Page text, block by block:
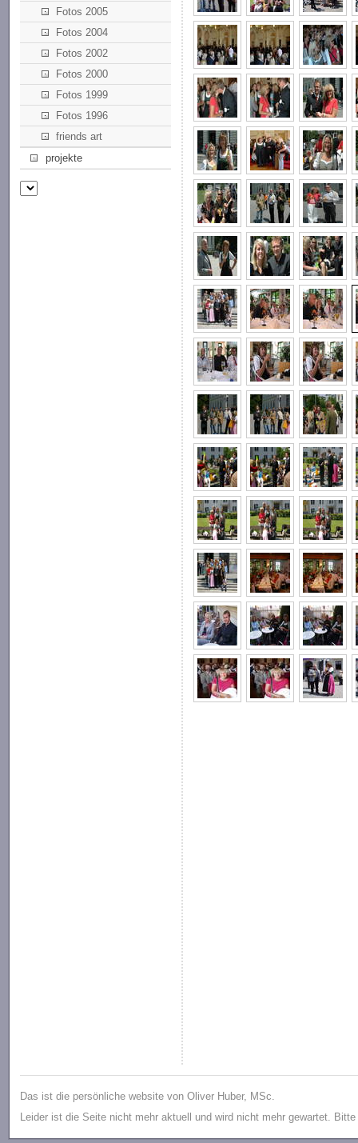
Fotos 2005
Fotos 2004
Fotos 2002
Fotos 2000
Fotos 1999
Fotos 1996
friends art
projekte
Das ist die persönliche website von Oliver Huber, MSc.
Leider ist die Seite nicht mehr aktuell und wird nicht mehr gewartet.